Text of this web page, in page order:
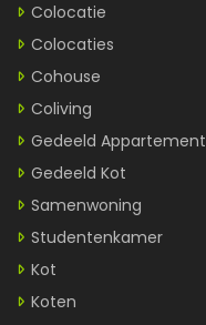
Colocatie
Colocaties
Cohouse
Coliving
Gedeeld Appartement
Gedeeld Kot
Samenwoning
Studentenkamer
Kot
Koten